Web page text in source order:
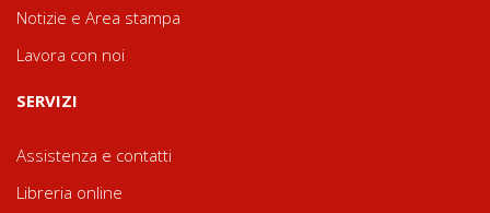
Notizie e Area stampa
Lavora con noi
SERVIZI
Assistenza e contatti
Libreria online